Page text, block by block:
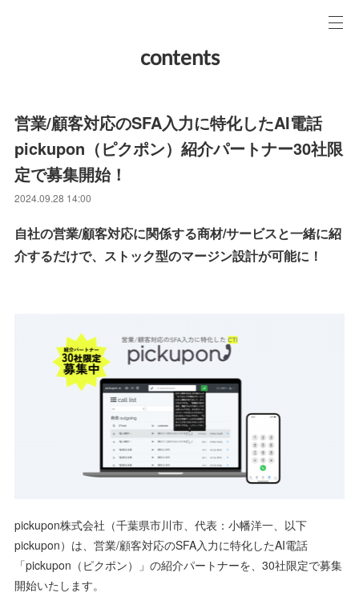
contents
営業/顧客対応のSFA入力に特化したAI電話
pickupon（ピクポン）紹介パートナー30社限
定で募集開始！
2024.09.28 14:00
自社の営業/顧客対応に関係する商材/サービスと一緒に紹
介するだけで、ストック型のマージン設計が可能に！
pickupon株式会社（千葉県市川市、代表：小幡洋一、以下
pickupon）は、営業/顧客対応のSFA入力に特化したAI電話
「pickupon（ピクポン）」の紹介パートナーを、30社限定で募集
開始いたします。